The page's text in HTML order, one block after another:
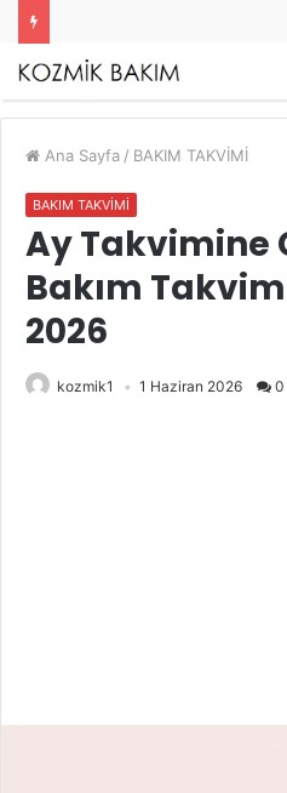
Ana Sayfa / BAKIM TAKVİMİ
BAKIM TAKVİMİ
Ay Takvimine
Bakım
2026
kozmik1 1 Haziran 2026 0